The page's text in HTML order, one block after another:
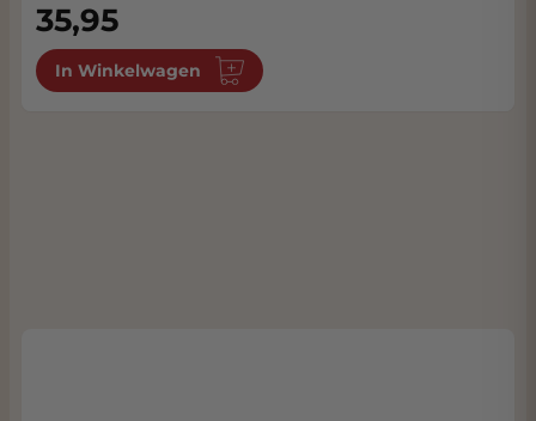
35,95
In Winkelwagen